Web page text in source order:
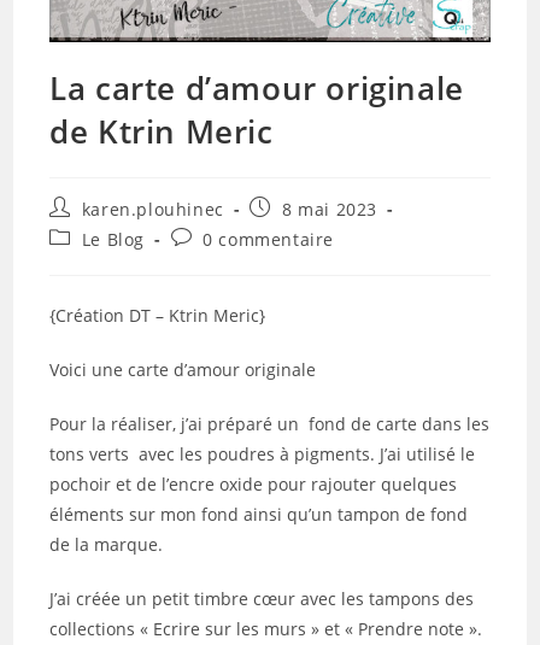
La carte d’amour originale
de Ktrin Meric
Auteur/autrice
de
la
karen.plouhinec
Publication
publiée :
8 mai 2023
PostLe Blog
Commentaires
publication :
0 commentaire
{Création DT – Ktrin Meric}
Voici une carte d’amour originale
Pour la réaliser, j’ai préparé un fond de carte dans les
tons verts avec les poudres à pigments. J’ai utilisé le
pochoir et de l’encre oxide pour rajouter quelques
éléments sur mon fond ainsi qu’un tampon de fond
de la marque.
J’ai créée un petit timbre cœur avec les tampons des
collections « Ecrire sur les murs » et « Prendre note ».